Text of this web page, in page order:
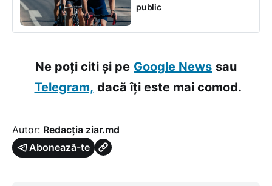
public
Ne poți citi și pe Google News sau
Telegram, dacă îți este mai comod.
Autor: Redacția ziar.md
Abonează-te